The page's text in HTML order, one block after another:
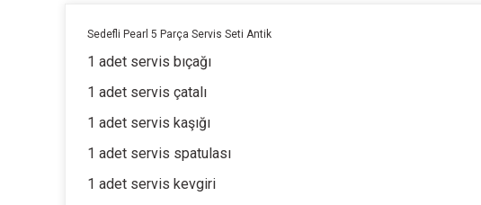
Sedefli Pearl 5 Parça Servis Seti Antik
1 adet servis bıçağı
1 adet servis çatalı
1 adet servis kaşığı
1 adet servis spatulası
1 adet servis kevgiri